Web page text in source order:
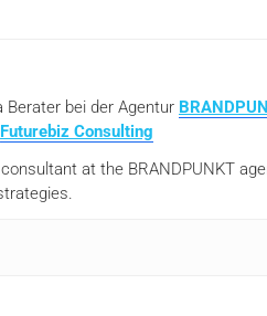
Berater bei der Agentur
Futurebiz Consulting
at the BRANDPUNKT